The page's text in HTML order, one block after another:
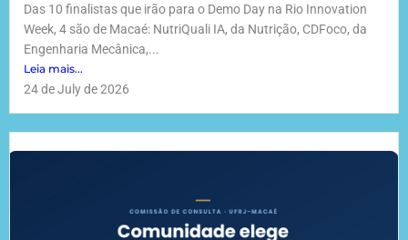
Das 10 finalistas que irão para o Demo Day na Rio Innovation
Week, 4 são de Macaé: NutriQuali IA, da Nutrição, CDFoco, da
Engenharia Mecânica,...
Leia mais...
24 de July de 2026